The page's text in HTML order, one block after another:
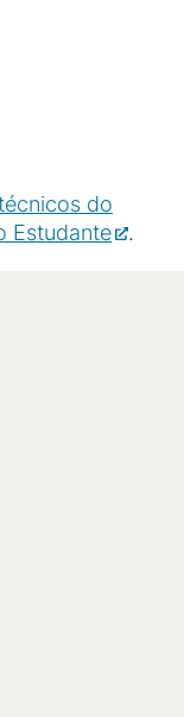
do
Estudante .